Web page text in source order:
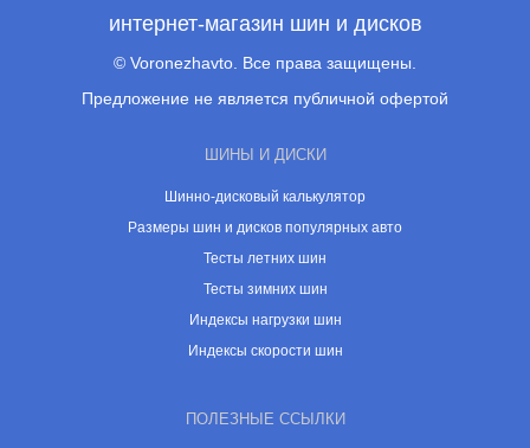
интернет-магазин шин и дисков
© Voronezhavto. Все права защищены.
Предложение не является публичной офертой
ШИНЫ И ДИСКИ
Шинно-дисковый калькулятор
Размеры шин и дисков популярных авто
Тесты летних шин
Тесты зимних шин
Индексы нагрузки шин
Индексы скорости шин
ПОЛЕЗНЫЕ ССЫЛКИ